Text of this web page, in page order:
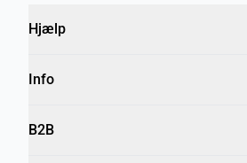
Hjælp
Info
B2B